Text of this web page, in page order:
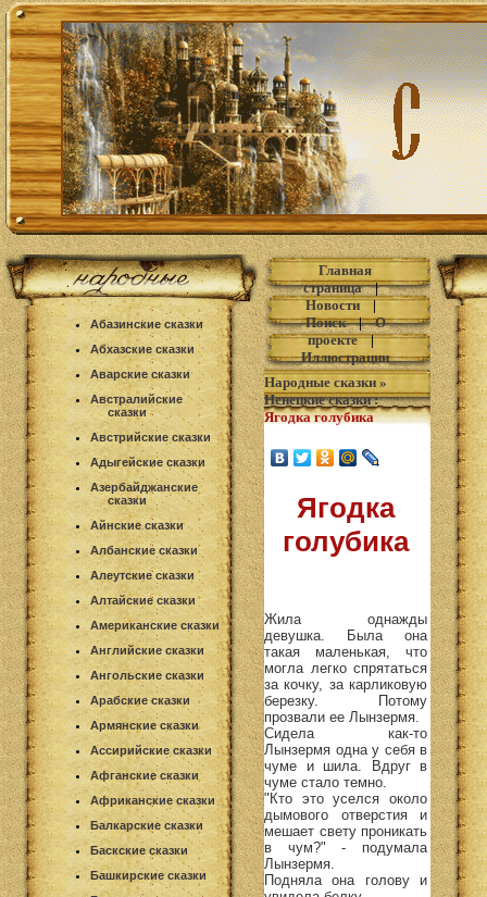
Абазинские сказки
Абхазские сказки
Аварские сказки
Австралийские
сказки
Австрийские сказки
Адыгейские сказки
Азербайджанские
сказки
Айнские сказки
Албанские сказки
Алеутские сказки
Алтайские сказки
Американские сказки
Английские сказки
Ангольские сказки
Арабские сказки
Армянские сказки
Ассирийские сказки
Афганские сказки
Африканские сказки
Балкарские сказки
Баскские сказки
Башкирские сказки
Главная
страница|
Новости|
Поиск|О
проекте|
Иллюстрации
Народные сказки »
Ненецкие сказки:
Ягодка голубика
Ягодка
голубика
Жила однажды
девушка. Была она
такая маленькая, что
могла легко спрятаться
за кочку, за карликовую
березку. Потому
прозвали ее Лынзермя.
Сидела как-то
Лынзермя одна у себя в
чуме и шила. Вдруг в
чуме стало темно.
"Кто это уселся около
дымового отверстия и
мешает свету проникать
в чум?" - подумала
Лынзермя.
Подняла она голову и